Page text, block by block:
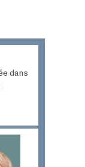
dans